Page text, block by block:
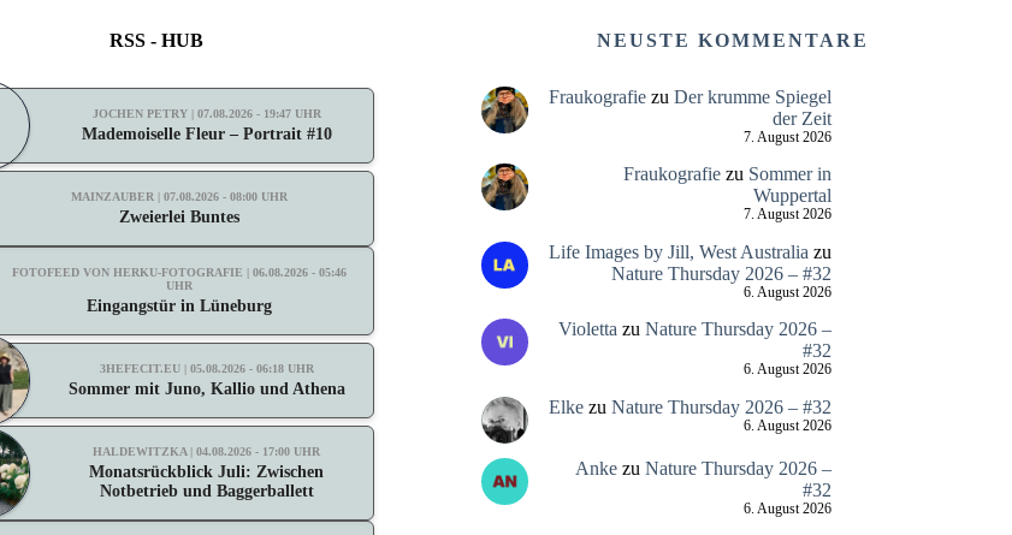
RSS - HUB
JOCHEN PETRY | 07.08.2026 - 19:47 UHR
Mademoiselle Fleur – Portrait #10
MAINZAUBER | 07.08.2026 - 08:00 UHR
Zweierlei Buntes
FOTOFEED VON HERKU-FOTOGRAFIE | 06.08.2026 - 05:46
UHR
Eingangstür in Lüneburg
3HEFECIT.EU | 05.08.2026 - 06:18 UHR
Sommer mit Juno, Kallio und Athena
HALDEWITZKA | 04.08.2026 - 17:00 UHR
Monatsrückblick Juli: Zwischen
Notbetrieb und Baggerballett
NEUSTE KOMMENTARE
Fraukografiezu Der krumme Spiegel
der Zeit
7. August 2026
Fraukografiezu Sommer in
Wuppertal
7. August 2026
Life Images by Jill, West Australia zu
Nature Thursday 2026 – #32
6. August 2026
Violettazu Nature Thursday 2026 –
#32
6. August 2026
Elkezu Nature Thursday 2026 – #32
6. August 2026
Ankezu Nature Thursday 2026 –
#32
6. August 2026